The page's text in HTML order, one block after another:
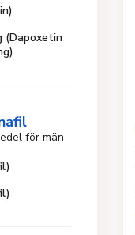
(Dapoxetin
för män